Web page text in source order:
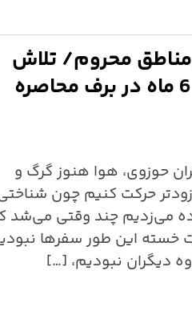
مناطق محروم/ تلاش
برای خودکفایی مردمی که 6 ماه در برف محاصره
حوزوی، هوا هنوز گرگ و
حرکت کنیم چون
می‌زدیم چند وقتی می‌شد
خسته این طور سفرها
دیگران نبودیم، […]